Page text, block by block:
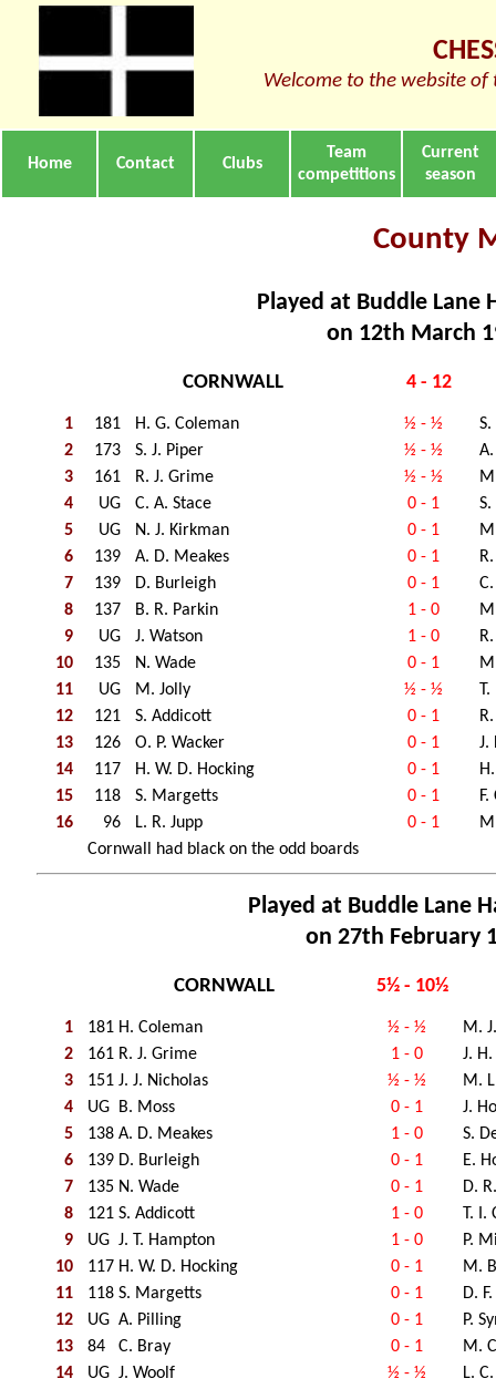
Welcome to the website of
Home Contact Clubs
Team
competitions
Current
season
County
Played at Buddle Lane
on 12th March
CORNWALL 4 - 12
1 181 H. G. Coleman ½ - ½
2
173 S. J. Piper ½ - ½
3
161 R. J. Grime ½ - ½
4
UG C. A. Stace 0 - 1
5
UG N. J. Kirkman 0 - 1
6
139 A. D. Meakes 0 - 1
7
139 D. Burleigh 0 - 1
8
137 B. R. Parkin 1 - 0
9
UG J. Watson 1 - 0
10
135 N. Wade 0 - 1
11
UG M. Jolly ½ - ½
T.
12
121 S. Addicott 0 - 1
13
126 O. P. Wacker 0 - 1
J.
14
117 H. W. D. Hocking 0 - 1
15
118 S. Margetts 0 - 1
16
96 L. R. Jupp 0 - 1
Cornwall had black on the odd boards
Played at Buddle Lane
on 27th February
CORNWALL 5½ - 10½
1 181 H. Coleman ½ - ½
M.
2
161 R. J. Grime 1 - 0
J.
3
151 J. J. Nicholas ½ - ½
M.
4
UG B. Moss 0 - 1
J.
5
138 A. D. Meakes 1 - 0
S.
6
139 D. Burleigh 0 - 1
E.
7
135 N. Wade 0 - 1
D.
8
121 S. Addicott 1 - 0
T. I.
9
UG J. T. Hampton 1 - 0
P.
10
117 H. W. D. Hocking 0 - 1
M.
11
118 S. Margetts 0 - 1
D.
12
UG A. Pilling 0 - 1
P.
13
84 C. Bray 0 - 1
M.
14
UG J. Woolf ½ - ½
L.